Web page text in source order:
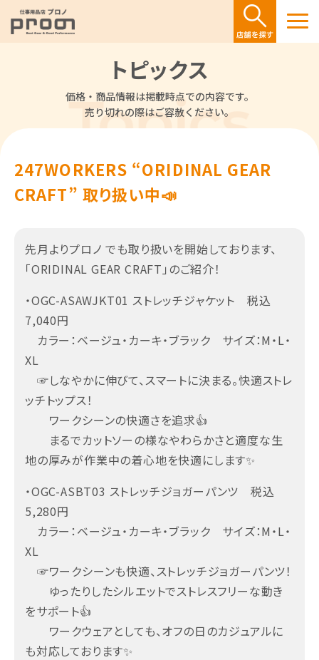
トピックス
価格・商品情報は掲載時点での内容です。
売り切れの際はご容赦ください。
247WORKERS “ORIDINAL GEAR
CRAFT” 取り扱い中📣
先月よりプロノ でも取り扱いを開始しております、
「ORIDINAL GEAR CRAFT」のご紹介！
・OGC-ASAWJKT01 ストレッチジャケット 税込
7,040円
カラー：ベージュ・カーキ・ブラック サイズ：M・L・
XL
☞しなやかに伸びて、スマートに決まる。快適ストレ
ッチトップス！
ワークシーンの快適さを追求👍
まるでカットソーの様なやわらかさと適度な生
地の厚みが作業中の着心地を快適にします✨
・OGC-ASBT03 ストレッチジョガーパンツ 税込
5,280円
カラー：ベージュ・カーキ・ブラック サイズ：M・L・
XL
☞ワークシーンも快適、ストレッチジョガーパンツ！
ゆったりしたシルエットでストレスフリーな動き
をサポート👍
ワークウェアとしても、オフの日のカジュアルに
も対応しております✨